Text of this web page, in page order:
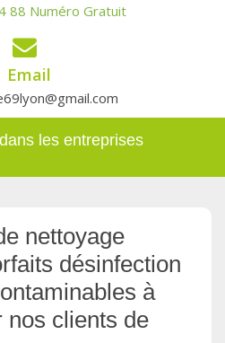
88 Numéro Gratuit
Email
les entreprises
nettoyage
désinfection
à
nos clients de